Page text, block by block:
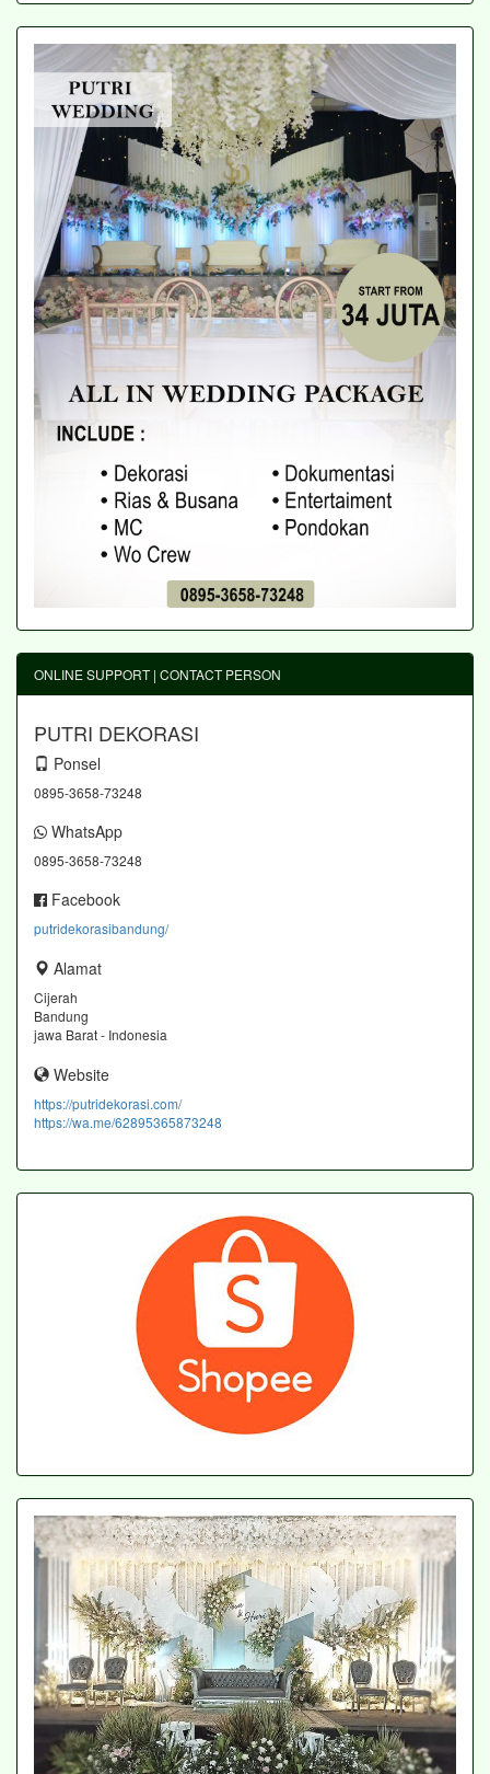
ONLINE SUPPORT | CONTACT PERSON
PUTRI DEKORASI
Ponsel
0895-3658-73248
WhatsApp
0895-3658-73248
Facebook
putridekorasibandung/
Alamat
Cijerah
Bandung
jawa Barat - Indonesia
Website
https://putridekorasi.com/
https://wa.me/62895365873248